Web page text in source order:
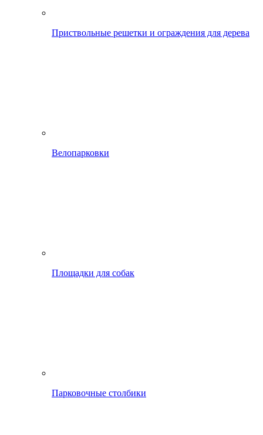
Приствольные решетки и ограждения для дерева
Велопарковки
Площадки для собак
Парковочные столбики